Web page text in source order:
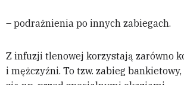
– podrażnienia po innych zabiegach.
Z infuzji tlenowej korzystają zarówno
i mężczyźni. To tzw. zabieg